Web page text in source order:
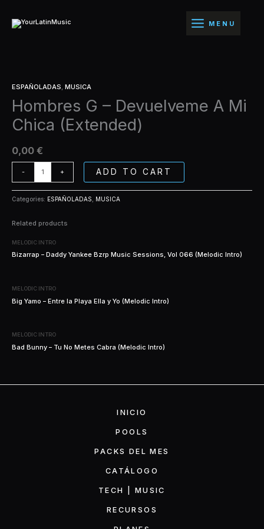
contenido
MENU
ESPAÑOLADAS, MUSICA
Hombres G – Devuelveme A Mi
Chica (Extended)
0,00 €
-
G
-
Devuelveme
A
Chica
quantity
+ ADD TO CART
Categories: ESPAÑOLADAS MUSICA
Related products
MELODIC INTRO
Bizarrap – Daddy Yankee Bzrp Music Sessions, Vol 066 (Melodic Intro)
MELODIC INTRO
Big Yamo – Entre la Playa Ella y Yo (Melodic Intro)
MELODIC INTRO
Bad Bunny – Tu No Metes Cabra (Melodic Intro)
INICIO
POOLS
PACKS DEL MES
CATÁLOGO
TECH | MUSIC
RECURSOS
A
Mi